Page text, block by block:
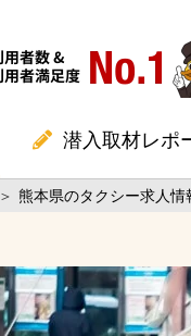
潜入取材レポ
＞ 熊本県のタクシー求人情